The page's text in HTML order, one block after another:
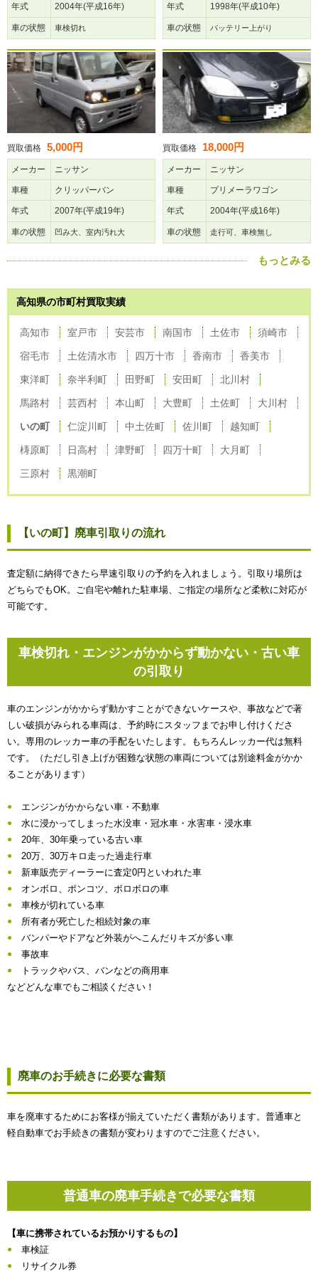
年式 2004年(平成16年)
車の状態 車検切れ
年式 1998年(平成10年)
車の状態 バッテリー上がり
買取価格 5,000円
メーカー ニッサン
車種 クリッパーバン
年式 2007年(平成19年)
車の状態 凹み大、室内汚れ大
買取価格 18,000円
メーカー ニッサン
車種 プリメーラワゴン
年式 2004年(平成16年)
車の状態 走行可、車検無し
もっとみる
高知県の市町村買取実績
高知市 室戸市 安芸市 南国市 土佐市 須崎市
宿毛市 土佐清水市 四万十市 香南市 香美市
東洋町 奈半利町 田野町 安田町 北川村
馬路村 芸西村 本山町 大豊町 土佐町 大川村
いの町 仁淀川町 中土佐町 佐川町 越知町
梼原町 日高村 津野町 四万十町 大月町
三原村 黒潮町
【いの町】廃車引取りの流れ
査定額に納得できたら早速引取りの予約を入れましょう。引取り場所は
どちらでもOK。ご自宅や離れた駐車場、ご指定の場所など柔軟に対応が
可能です。
車検切れ・エンジンがかからず動かない・古い車
の引取り
車のエンジンがかからず動かすことができないケースや、事故などで著
しい破損がみられる車両は、予約時にスタッフまでお申し付けくださ
い。専用のレッカー車の手配をいたします。もちろんレッカー代は無料
です。（ただし引き上げが困難な状態の車両については別途料金がかか
ることがあります）
エンジンがかからない車・不動車
水に浸かってしまった水没車・冠水車・水害車・浸水車
20年、30年乗っている古い車
20万、30万キロ走った過走行車
新車販売ディーラーに査定0円といわれた車
オンボロ、ポンコツ、ボロボロの車
車検が切れている車
所有者が死亡した相続対象の車
バンパーやドアなど外装がへこんだりキズが多い車
事故車
トラックやバス、バンなどの商用車
などどんな車でもご相談ください！
廃車のお手続きに必要な書類
車を廃車するためにお客様が揃えていただく書類があります。普通車と
軽自動車でお手続きの書類が変わりますのでご注意ください。
普通車の廃車手続きで必要な書類
【車に携帯されているお預かりするもの】
車検証
リサイクル券